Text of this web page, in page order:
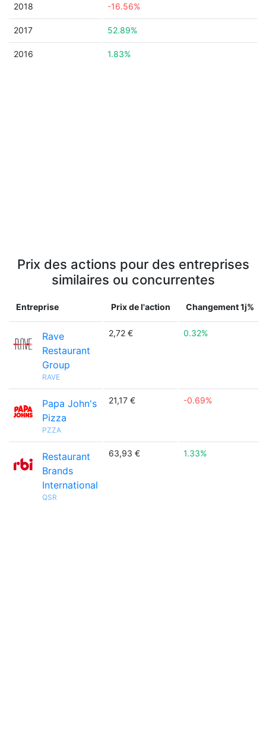
2018 -16.56%
2017 52.89%
2016 1.83%
Prix des actions pour des entreprises
similaires ou concurrentes
Entreprise Prix de l'action Changement 1j%
Rave
Restaurant
Group
RAVE
2,72 € 0.32%
Papa John's
Pizza
PZZA
21,17 € -0.69%
Restaurant
Brands
International
QSR
63,93 € 1.33%